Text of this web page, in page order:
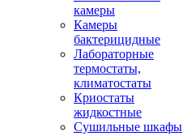
камеры
Камеры
бактерицидные
Лабораторные
термостаты,
климатостаты
Криостаты
жидкостные
Сушильные шкафы